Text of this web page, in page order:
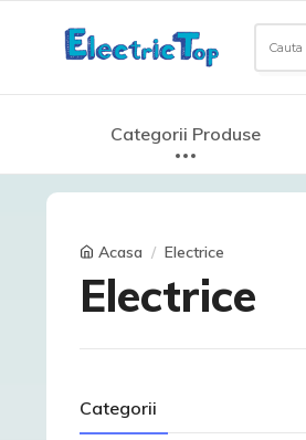
Categorii Produse
Acasa Electrice
Electrice
Categorii